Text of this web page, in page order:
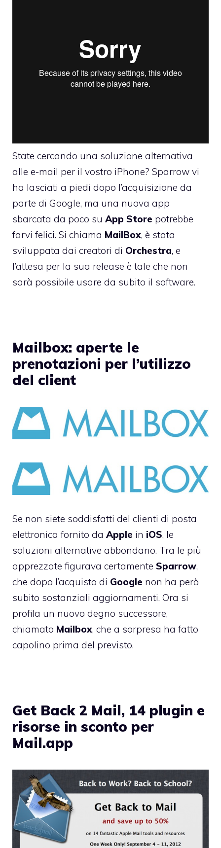
State cercando una soluzione alternativa
alle e-mail per il vostro iPhone? Sparrow vi
ha lasciati a piedi dopo l’acquisizione da
parte di Google, ma una nuova app
sbarcata da poco su App Store potrebbe
farvi felici. Si chiama MailBox, è stata
sviluppata dai creatori di Orchestra, e
l’attesa per la sua release è tale che non
sarà possibile usare da subito il software.
Mailbox: aperte le
prenotazioni per l’utilizzo
del client
Se non siete soddisfatti del clienti di posta
elettronica fornito da Apple in iOS, le
soluzioni alternative abbondano. Tra le più
apprezzate figurava certamente Sparrow,
che dopo l’acquisto di Google non ha però
subito sostanziali aggiornamenti. Ora si
profila un nuovo degno successore,
chiamato Mailbox, che a sorpresa ha fatto
capolino prima del previsto.
Get Back 2 Mail, 14 plugin e
risorse in sconto per
Mail.app